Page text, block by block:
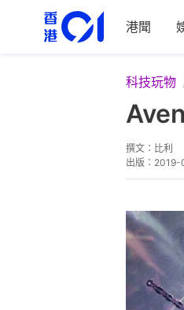
港聞
科技玩物
撰文： 比利
出版： 2019-